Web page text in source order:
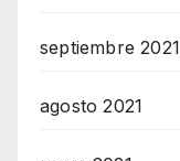
septiembre 2021
agosto 2021